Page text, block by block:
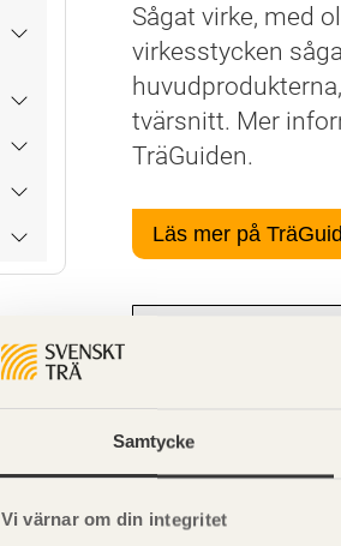
Samtycke
Vi värnar om din integritet
Sågat virke, med
virkesstycken
tvärsnitt. Mer
TräGuiden.
Läs mer på
Miljöegenskaper -